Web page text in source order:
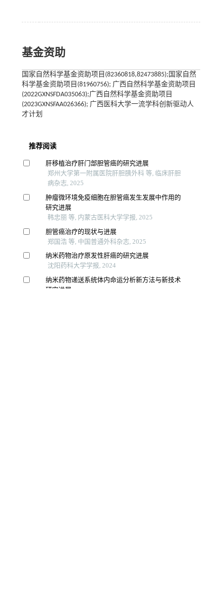
基金资助
国家自然科学基金资助项目(82360818,82473885);国家自然
科学基金资助项目(81960756); 广西自然科学基金资助项目
(2022GXNSFDA035063);广西自然科学基金资助项目
(2023GXNSFAA026366); 广西医科大学一流学科创新驱动人
才计划